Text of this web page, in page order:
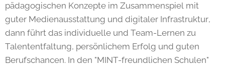
pädagogischen Konzepte im Zusammenspiel mit
guter Medienausstattung und digitaler Infrastruktur,
dann führt das individuelle und Team-Lernen zu
Talententfaltung, persönlichem Erfolg und guten
Berufschancen. In den "MINT-freundlichen Schulen"